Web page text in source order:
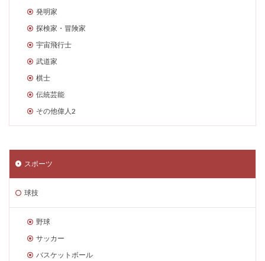
発明家
探検家・冒険家
宇宙飛行士
武道家
棋士
伝統芸能
その他偉人2
スポーツ
球技
野球
サッカー
バスケットボール